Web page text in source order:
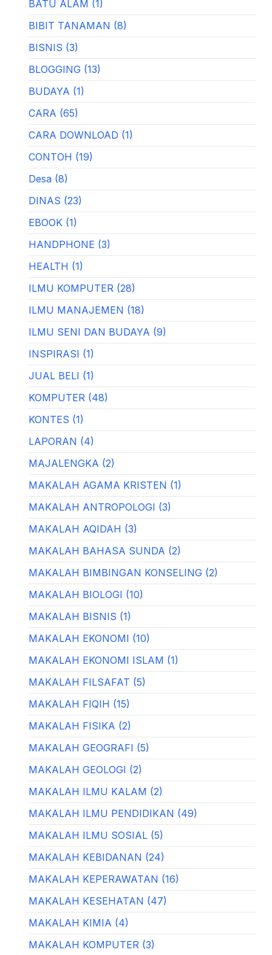
BATU ALAM (1)
BIBIT TANAMAN (8)
BISNIS (3)
BLOGGING (13)
BUDAYA (1)
CARA (65)
CARA DOWNLOAD (1)
CONTOH (19)
Desa (8)
DINAS (23)
EBOOK (1)
HANDPHONE (3)
HEALTH (1)
ILMU KOMPUTER (28)
ILMU MANAJEMEN (18)
ILMU SENI DAN BUDAYA (9)
INSPIRASI (1)
JUAL BELI (1)
KOMPUTER (48)
KONTES (1)
LAPORAN (4)
MAJALENGKA (2)
MAKALAH AGAMA KRISTEN (1)
MAKALAH ANTROPOLOGI (3)
MAKALAH AQIDAH (3)
MAKALAH BAHASA SUNDA (2)
MAKALAH BIMBINGAN KONSELING (2)
MAKALAH BIOLOGI (10)
MAKALAH BISNIS (1)
MAKALAH EKONOMI (10)
MAKALAH EKONOMI ISLAM (1)
MAKALAH FILSAFAT (5)
MAKALAH FIQIH (15)
MAKALAH FISIKA (2)
MAKALAH GEOGRAFI (5)
MAKALAH GEOLOGI (2)
MAKALAH ILMU KALAM (2)
MAKALAH ILMU PENDIDIKAN (49)
MAKALAH ILMU SOSIAL (5)
MAKALAH KEBIDANAN (24)
MAKALAH KEPERAWATAN (16)
MAKALAH KESEHATAN (47)
MAKALAH KIMIA (4)
MAKALAH KOMPUTER (3)